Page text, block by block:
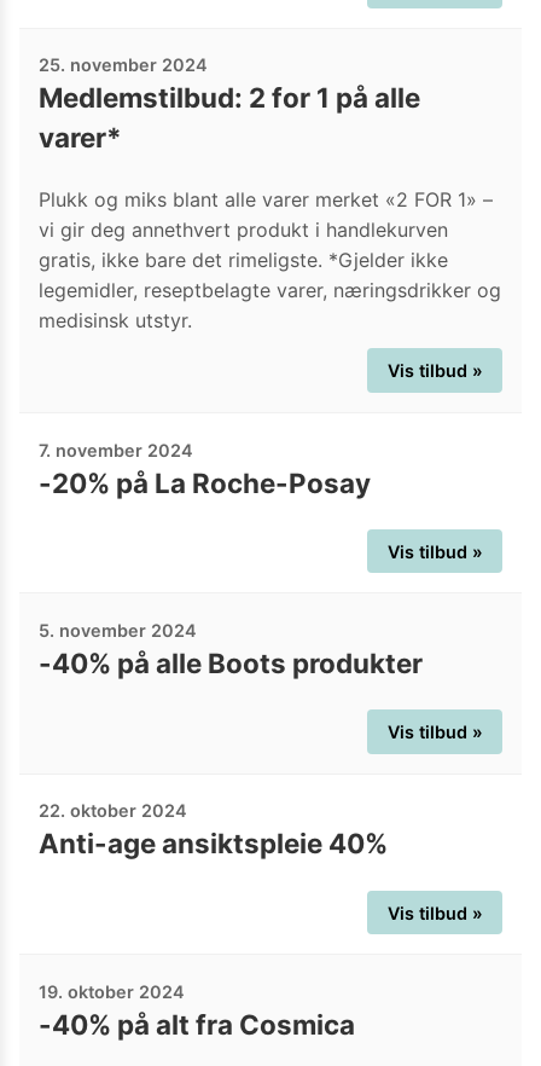
25. november 2024
Medlemstilbud: 2 for 1 på alle
varer*
Plukk og miks blant alle varer merket «2 FOR 1» –
vi gir deg annethvert produkt i handlekurven
gratis, ikke bare det rimeligste. *Gjelder ikke
legemidler, reseptbelagte varer, næringsdrikker og
medisinsk utstyr.
Vis tilbud »
7. november 2024
-20% på La Roche-Posay
Vis tilbud »
5. november 2024
-40% på alle Boots produkter
Vis tilbud »
22. oktober 2024
Anti-age ansiktspleie 40%
Vis tilbud »
19. oktober 2024
-40% på alt fra Cosmica